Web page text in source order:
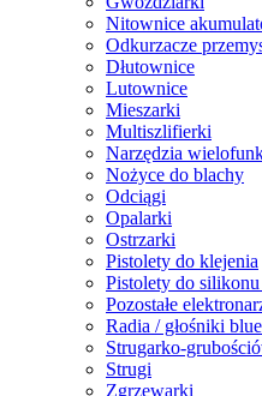
Nitownice
Odkurzacze
Dłutownice
Lutownice
Mieszarki
Multiszlifierki
Narzędzia
Nożyce do blachy
Odciągi
Opalarki
Ostrzarki
Pistolety do klejenia
Pistolety do
Pozostałe
Radia / głośniki
Strugarko-
Strugi
Zgrzewarki